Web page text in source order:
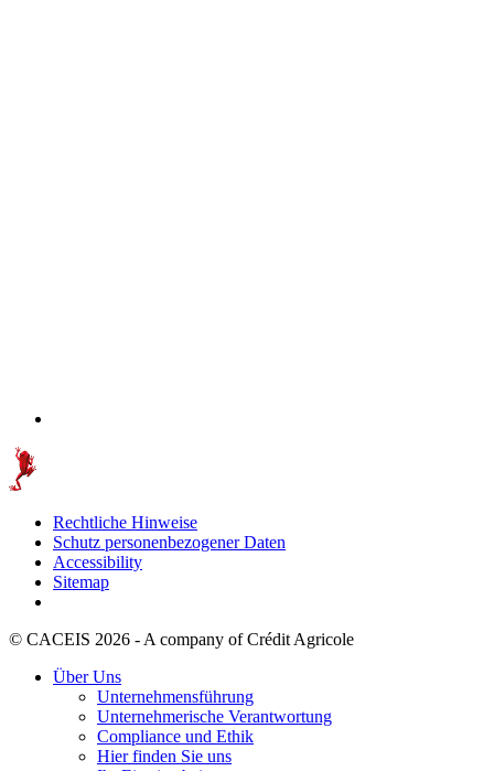
Rechtliche Hinweise
Schutz personenbezogener Daten
Accessibility
Sitemap
© CACEIS 2026 - A company of Crédit Agricole
Über Uns
Unternehmensführung
Unternehmerische Verantwortung
Compliance und Ethik
Hier finden Sie uns